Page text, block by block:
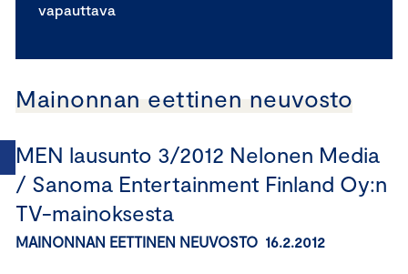
vapauttava
Mainonnan eettinen neuvosto
MEN lausunto 3/2012 Nelonen Media
/ Sanoma Entertainment Finland Oy:n
TV-mainoksesta
MAINONNAN EETTINEN NEUVOSTO 16.2.2012